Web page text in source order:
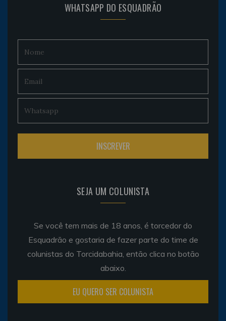
WHATSAPP DO ESQUADRÃO
SEJA UM COLUNISTA
Se você tem mais de 18 anos, é torcedor do
Esquadrão e gostaria de fazer parte do time de
colunistas do Torcidabahia, então clica no botão
abaixo.
EU QUERO SER COLUNISTA